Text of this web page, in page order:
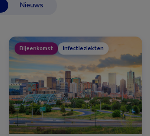
Nieuws
Bijeenkomst Infectieziekten